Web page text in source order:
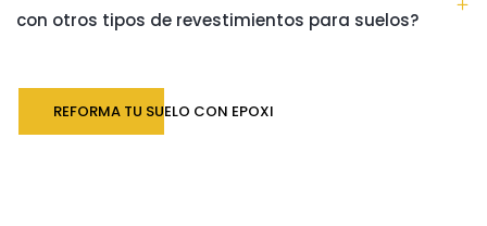
con otros tipos de revestimientos para suelos?
REFORMA TU SUELO CON EPOXI